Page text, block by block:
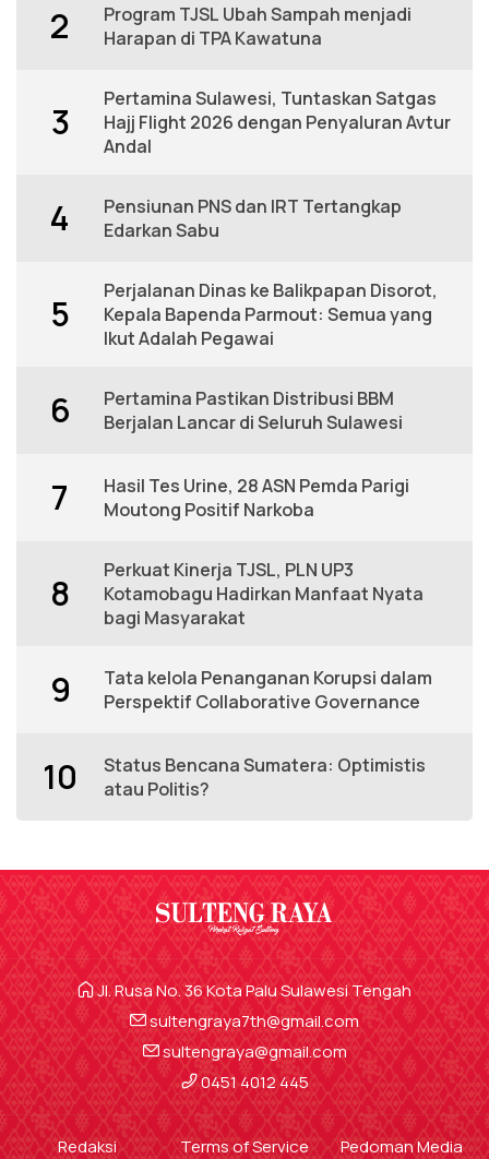
2
Program TJSL Ubah Sampah menjadi
Harapan di TPA Kawatuna
3
Pertamina Sulawesi, Tuntaskan Satgas
Hajj Flight 2026 dengan Penyaluran Avtur
Andal
4
Pensiunan PNS dan IRT Tertangkap
Edarkan Sabu
5
Perjalanan Dinas ke Balikpapan Disorot,
Kepala Bapenda Parmout: Semua yang
Ikut Adalah Pegawai
6
Pertamina Pastikan Distribusi BBM
Berjalan Lancar di Seluruh Sulawesi
7
Hasil Tes Urine, 28 ASN Pemda Parigi
Moutong Positif Narkoba
8
Perkuat Kinerja TJSL, PLN UP3
Kotamobagu Hadirkan Manfaat Nyata
bagi Masyarakat
9
Tata kelola Penanganan Korupsi dalam
Perspektif Collaborative Governance
10
Status Bencana Sumatera: Optimistis
atau Politis?
Jl. Rusa No. 36 Kota Palu Sulawesi Tengah
sultengraya7th@gmail.com
sultengraya@gmail.com
0451 4012 445
Redaksi Terms of Service
Pedoman Media